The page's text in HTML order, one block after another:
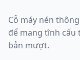
Cỗ máy nén
để mang tĩnh cấu
bản mượt.